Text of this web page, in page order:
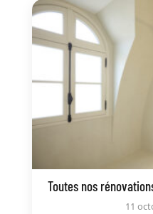
Toutes nos
11